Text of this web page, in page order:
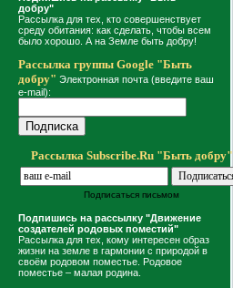
добру"
Рассылка для тех, кто совершенствует
среду обитания: как сделать, чтобы всем
было хорошо. А на Земле быть добру!
Рассылка группы Google "Быть
добру" Электронная почта (введите ваш
e-mail):
Рассылка Subscribe.Ru "Быть добру"
Подписаться письмом
Подпишись на рассылку "Движение
создателей родовых поместий"
Рассылка для тех, кому интересен образ
жизни на земле в гармонии с природой в
своём родовом поместье. Родовое
поместье – малая родина.